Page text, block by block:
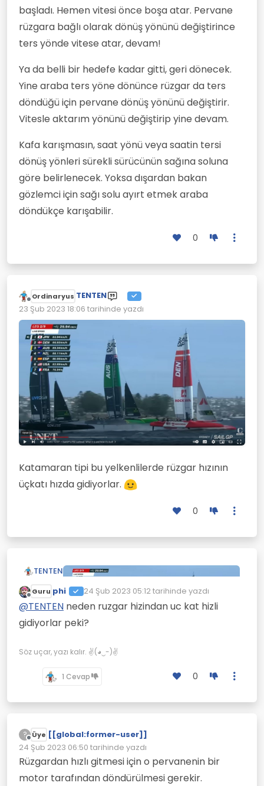
başladı. Hemen vitesi önce boşa atar. Pervane
rüzgara bağlı olarak dönüş yönünü değiştirince
ters yönde vitese atar, devam!
Ya da belli bir hedefe kadar gitti, geri dönecek.
Yine araba ters yöne dönünce rüzgar da ters
döndüğü için pervane dönüş yönünü değiştirir.
Vitesle aktarım yönünü değiştirip yine devam.
Kafa karışmasın, saat yönü veya saatin tersi
dönüş yönleri sürekli sürücünün sağına soluna
göre belirlenecek. Yoksa dışardan bakan
gözlemci için sağı solu ayırt etmek araba
döndükçe karışabilir.
0
Çevrimdışı
Ordinaryus TENTEN
23 Şub 2023 18:06 tarihinde yazdı
Son düzenleyen:
Katamaran tipi bu yelkenlilerde rüzgar hızının
üçkatı hızda gidiyorlar.
0
TENTEN
Katamaran tipi bu yelkenlilerde rüzgar hızının
Çevrimdışı
Guru phi 24 Şub 2023 05:12tarihinde yazdı
Son düzenleyen:
@TENTEN neden ruzgar hizindan uc kat hizli
gidiyorlar peki?
Söz uçar, yazı kalır. ✌(◕‿-)✌
1 Cevap 0
?
Çevrimdışı
Üye [[global:former-user]]
24 Şub 2023 06:50 tarihinde yazdı
Son düzenleyen:
Rüzgardan hızlı gitmesi için o pervanenin bir
motor tarafından döndürülmesi gerekir.